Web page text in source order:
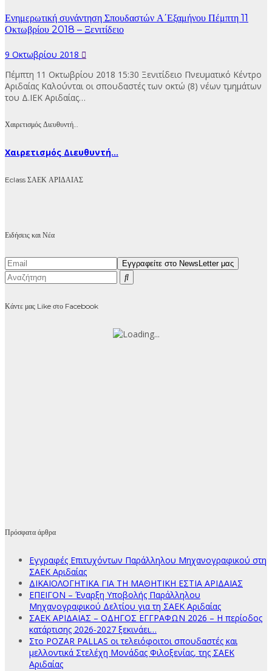
Ενημερωτική συνάντηση Σπουδαστών Α΄Εξαμήνου Πέμπτη 11
Οκτωβρίου 2018 – Ξενιτίδειο
9 Οκτωβρίου 2018
Πέμπτη 11 Οκτωβρίου 2018 15:30 Ξενιτίδειο Πνευματικό Κέντρο
Αριδαίας Καλούνται οι σπουδαστές των οκτώ (8) νέων τμημάτων
του Δ.ΙΕΚ Αριδαίας…
Χαιρετισμός Διευθυντή…
Χαιρετισμός Διευθυντή...
Eclass ΣΑΕΚ ΑΡΙΔΑΙΑΣ
Ειδήσεις και Νέα
Κάντε μας Like στο Facebook
Πρόσφατα άρθρα
Εγγραφές Επιτυχόντων Παράλληλου Μηχανογραφικού στη
ΣΑΕΚ Αριδαίας
ΔΙΚΑΙΟΛΟΓΗΤΙΚΑ ΓΙΑ ΤΗ ΜΑΘΗΤΙΚΗ ΕΣΤΙΑ ΑΡΙΔΑΙΑΣ
ΕΠΕΙΓΟΝ – Έναρξη Υποβολής Παράλληλου
Μηχανογραφικού Δελτίου για τη ΣΑΕΚ Αριδαίας
ΣΑΕΚ ΑΡΙΔΑΙΑΣ – ΟΔΗΓΟΣ ΕΓΓΡΑΦΩΝ 2026 – Η περίοδος
κατάρτισης 2026-2027 ξεκινάει…
Στο POZAR PALLAS οι τελειόφοιτοι σπουδαστές και
μελλοντικά Στελέχη Μονάδας Φιλοξενίας, της ΣΑΕΚ
Αριδαίας